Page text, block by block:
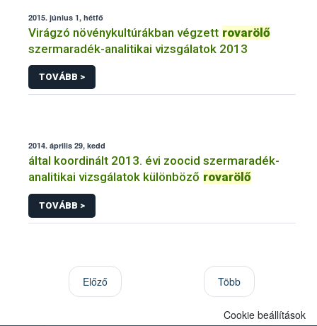
2015. június 1, hétfő
Virágzó növénykultúrákban végzett rovarölő
szermaradék-analitikai vizsgálatok 2013
TOVÁBB >
2014. április 29, kedd
által koordinált 2013. évi zoocid szermaradék-
analitikai vizsgálatok különböző rovarölő
TOVÁBB >
Előző Több
Cookie beállítások